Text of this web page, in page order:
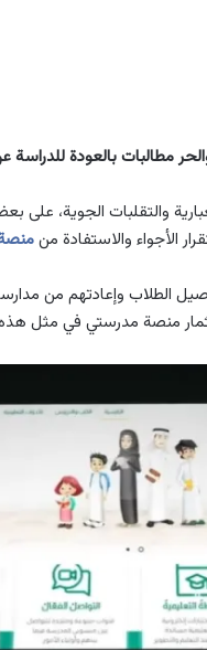
مطالبات بالعودة للدراسة
والتقلبات الجوية، على
الأجواء والاستفادة من
الطلاب وإعادتهم من
منصة مدرستي في مثل
عن التغيرات